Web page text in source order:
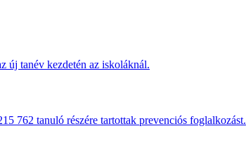
új tanév kezdetén az iskoláknál.
762 tanuló részére tartottak prevenciós foglalkozást.